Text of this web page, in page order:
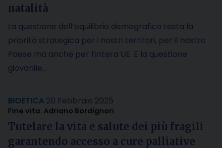
natalità
La questione dell’equilibrio demografico resta la
priorità strategica per i nostri territori, per il nostro
Paese ma anche per l’intera UE. E la questione
giovanile…
BIOETICA 20 Febbraio 2025
Fine vita. Adriano Bordignon
Tutelare la vita e salute dei più fragili
garantendo accesso a cure palliative